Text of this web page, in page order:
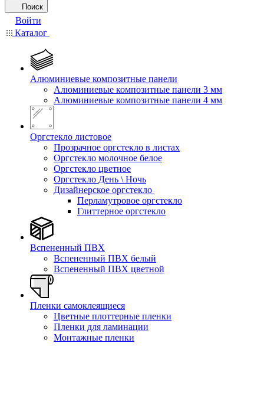
Поиск
Войти
Каталог
Алюминиевые композитные панели
Алюминиевые композитные панели 3 мм
Алюминиевые композитные панели 4 мм
Оргстекло листовое
Прозрачное оргстекло в листах
Оргстекло молочное белое
Оргстекло цветное
Оргстекло День \ Ночь
Дизайнерское оргстекло
Перламутровое оргстекло
Глиттерное оргстекло
Вспененный ПВХ
Вспененный ПВХ белый
Вспененный ПВХ цветной
Пленки самоклеящиеся
Цветные плоттерные пленки
Пленки для ламинации
Монтажные пленки